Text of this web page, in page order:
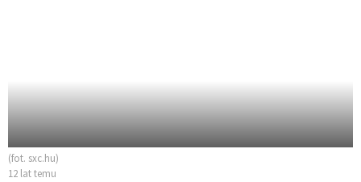
(fot. sxc.hu)
12 lat temu